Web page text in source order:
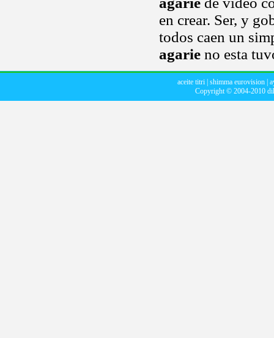
en crear. Ser, y
todos caen un
agarie no esta
aceite titri shimma eurovision
Copyright © 2004-2010